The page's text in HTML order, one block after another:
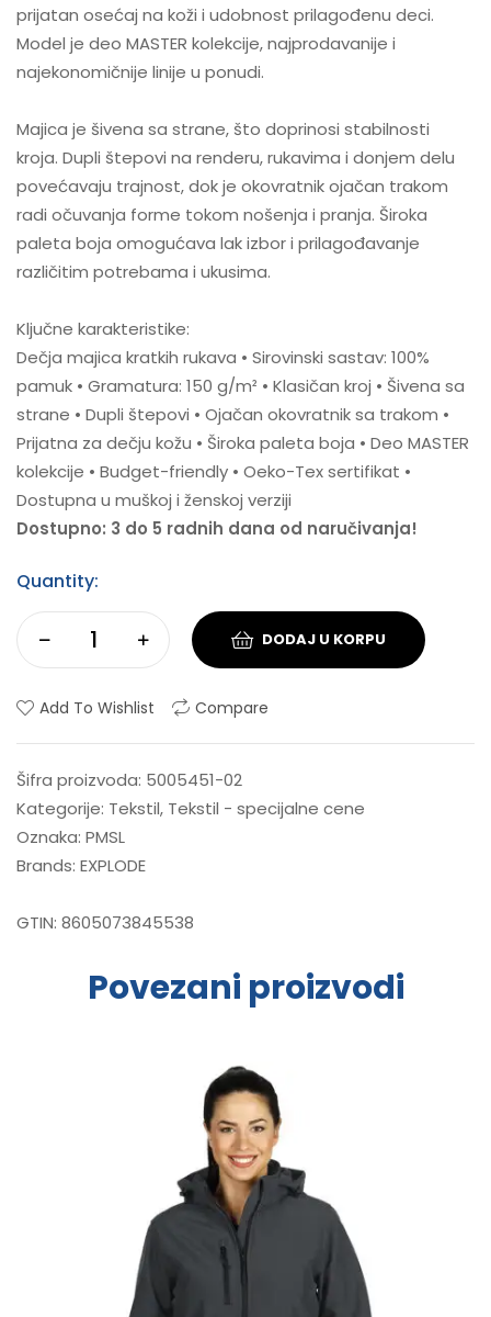
prijatan osećaj na koži i udobnost prilagođenu deci.
Model je deo MASTER kolekcije, najprodavanije i
najekonomičnije linije u ponudi.
Majica je šivena sa strane, što doprinosi stabilnosti
kroja. Dupli štepovi na renderu, rukavima i donjem delu
povećavaju trajnost, dok je okovratnik ojačan trakom
radi očuvanja forme tokom nošenja i pranja. Široka
paleta boja omogućava lak izbor i prilagođavanje
različitim potrebama i ukusima.
Ključne karakteristike:
Dečja majica kratkih rukava • Sirovinski sastav: 100%
pamuk • Gramatura: 150 g/m² • Klasičan kroj • Šivena sa
strane • Dupli štepovi • Ojačan okovratnik sa trakom •
Prijatna za dečju kožu • Široka paleta boja • Deo MASTER
kolekcije • Budget-friendly • Oeko-Tex sertifikat •
Dostupna u muškoj i ženskoj verziji
Dostupno: 3 do 5 radnih dana od naručivanja!
Quantity:
DODAJ U KORPU
Add To Wishlist Compare
Šifra proizvoda: 5005451-02
Kategorije: Tekstil, Tekstil - specijalne cene
Oznaka: PMSL
Brands: EXPLODE
GTIN: 8605073845538
Povezani proizvodi